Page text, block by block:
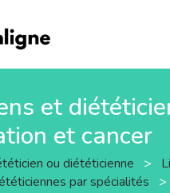
et
et cancer
ou diététicienne >
par spécialités
>